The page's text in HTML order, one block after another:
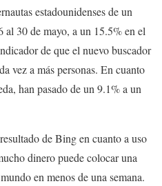
estadounidenses de un
al 30 de mayo, a un 15.5% en el
de que el nuevo buscador
vez a más personas. En cuanto
han pasado de un 9.1% a un
de Bing en cuanto a uso
dinero puede colocar una
en menos de una semana.